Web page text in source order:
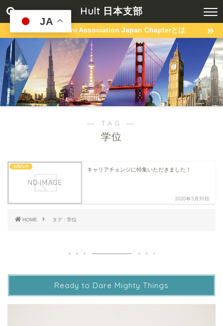
Hult 日本支部
Hult Alumni Association Japan Chapterとは
― TAG ―
学位
お知らせ
キャリアチェンジに特集いただきました！
2020年5月30日
HOME タグ : 学位
Ready to Dare Mighty Things
JA